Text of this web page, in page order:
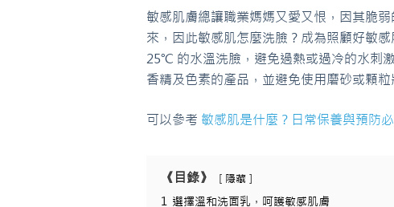
敏感肌膚總讓職業媽媽又愛又恨，因其脆
來，因此敏感肌怎麼洗臉？成為照顧好敏
25℃ 的水溫洗臉，避免過熱或過冷的水刺
香精及色素的產品，並避免使用磨砂或顆
可以參考 敏感肌是什麼？日常保養與預防必
《目錄》 隱藏
1 選擇溫和洗面乳，呵護敏感肌膚